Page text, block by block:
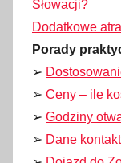
Słowacji?
Dodatkowe
Porady
➢
➢ Ceny – ile
➢ Godziny
➢ Dane